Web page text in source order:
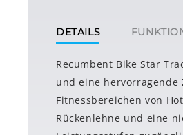
DETAILS
Recumbent Bike Star
und eine hervorragende
Fitnessbereichen von
Rückenlehne und eine